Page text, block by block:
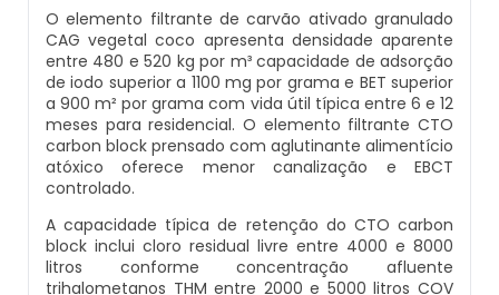
Quanto Custa Para Fazer Análise De Agua
Quanto Custa Uma Análise De Água De
Poço
Teste De Água Potável
Tratamento De Água De Caldeiras
Industriais
Tratamento De Água De Trocador De Calor
Tratamento De Água Para Caldeira A Vapor
Tratamento Químico De Água Para
Fabricante De Resina De Troca Iônica
Fabricantes De Abrandadores
Filtro De Água Osmose Reversa
Filtro De Osmose Reversa
Filtro Desferrizador
O elemento filtrante de carvão ativado granulado
CAG vegetal coco apresenta densidade aparente
entre 480 e 520 kg por m³ capacidade de adsorção
de iodo superior a 1100 mg por grama e BET superior
a 900 m² por grama com vida útil típica entre 6 e 12
meses para residencial. O elemento filtrante CTO
carbon block prensado com aglutinante alimentício
atóxico oferece menor canalização e EBCT
controlado.
A capacidade típica de retenção do CTO carbon
block inclui cloro residual livre entre 4000 e 8000
litros conforme concentração afluente
trihalometanos THM entre 2000 e 5000 litros COV